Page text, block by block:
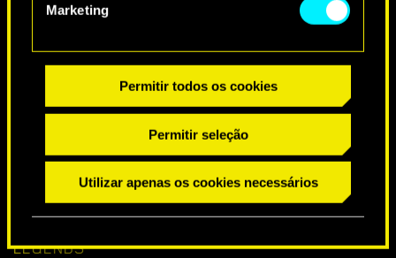
Marketing
Permitir todos os cookies
Permitir seleção
Utilizar apenas os cookies necessários
CYBERPUNK
LEGENDS
SAIBA MAIS